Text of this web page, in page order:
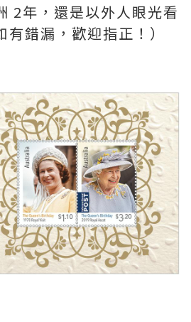
2年，還是以外人眼光看
錯漏，歡迎指正！）